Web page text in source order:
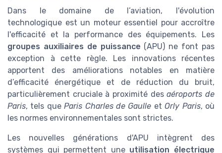
Dans le domaine de l’aviation, l'évolution
technologique est un moteur essentiel pour accroître
l'efficacité et la performance des équipements. Les
groupes auxiliaires de puissance (APU) ne font pas
exception à cette règle. Les innovations récentes
apportent des améliorations notables en matière
d’efficacité énergétique et de réduction du bruit,
particulièrement cruciale à proximité desaéroports de
Paris, tels queParis Charles de Gaulle etOrly Paris, où
les normes environnementales sont strictes.
Les nouvelles générations d'APU intègrent des
systèmes qui permettent une utilisation électrique